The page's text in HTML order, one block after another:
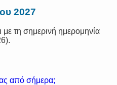
2027
με τη σημερινή ημερομηνία
από σήμερα;